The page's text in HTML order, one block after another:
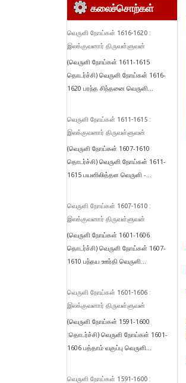
கலைச்சொற்கள்
வெருளி நோய்கள் 1616-1620 :
இலக்குவனார் திருவள்ளுவன்
(வெருளி நோய்கள் 1611-1615
தொடர்ச்சி) வெருளி நோய்கள் 1616-
1620 பரந்த சிந்தனை வெருளி...
வெருளி நோய்கள் 1611-1615 :
இலக்குவனார் திருவள்ளுவன்
(வெருளி நோய்கள் 1607-1610
தொடர்ச்சி) வெருளி நோய்கள் 1611-
1615 பயனிலித்தள வெருளி -...
வெருளி நோய்கள் 1607-1610 :
இலக்குவனார் திருவள்ளுவன்
(வெருளி நோய்கள் 1601-1606
தொடர்ச்சி) வெருளி நோய்கள் 1607-
1610 பந்தய ஊர்தி வெருளி...
வெருளி நோய்கள் 1601-1606 :
இலக்குவனார் திருவள்ளுவன்
(வெருளி நோய்கள் 1591-1600
:தொடர்ச்சி) வெருளி நோய்கள் 1601-
1606 பத்தாம் வகுப்பு வெருளி...
வெருளி நோய்கள் 1591-1600 :